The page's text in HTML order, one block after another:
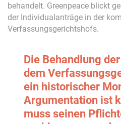
behandelt. Greenpeace blickt
der Individualanträge in der
Verfassungsgerichtshofs.
Die Behandlung
dem
ein historischer
Argumentation ist
muss seinen